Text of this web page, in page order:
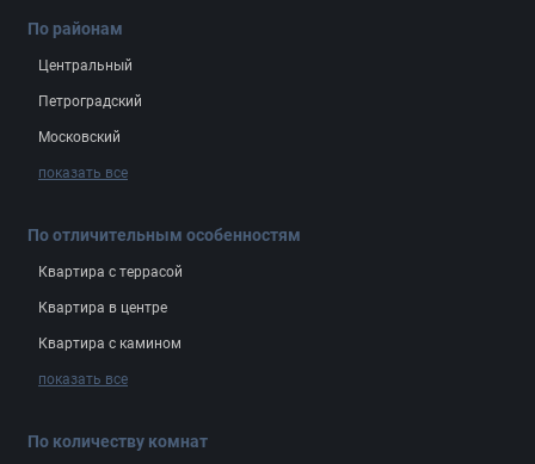
По районам
Центральный
Петроградский
Московский
показать все
По отличительным особенностям
Квартира с террасой
Квартира в центре
Квартира с камином
показать все
По количеству комнат